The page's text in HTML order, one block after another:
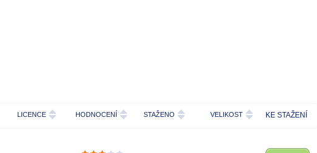
LICENCE HODNOCENÍ STAŽENO VELIKOST KE STAŽENÍ